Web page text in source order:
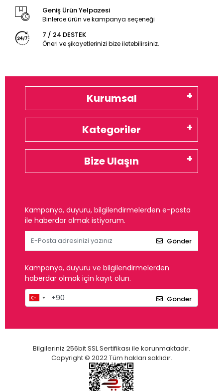
Geniş Ürün Yelpazesi
Binlerce ürün ve kampanya seçeneği
7 / 24 DESTEK
Öneri ve şikayetlerinizi bize iletebilirsiniz.
Kurumsal
Kategoriler
Bize Ulaşın
Kampanya, duyuru, bilgilendirmelerden e-posta
ile haberdar olmak istiyorum.
Gönder
Kampanya, duyuru ve bilgilendirmelerden
haberdar olmak için kayıt olun.
Gönder
Bilgileriniz 256bit SSL Sertifikası ile korunmaktadır.
Copyright © 2022 Tüm hakları saklıdır.